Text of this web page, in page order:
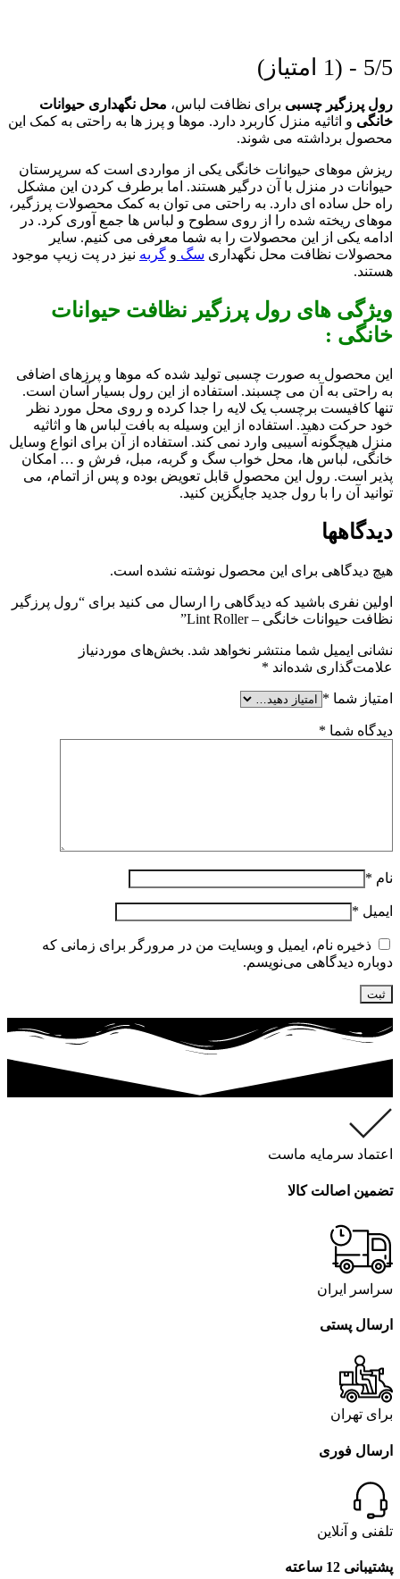
5/5 - (1 امتیاز)
رول پرزگیر چسبی برای نظافت لباس، محل نگهداری حیوانات
خانگی و اثاثیه منزل کاربرد دارد. موها و پرز ها به راحتی به کمک این
محصول برداشته می شوند.
ریزش موهای حیوانات خانگی یکی از مواردی است که سرپرستان
حیوانات در منزل با آن درگیر هستند. اما برطرف کردن این مشکل
راه حل ساده ای دارد. به راحتی می توان به کمک محصولات پرزگیر،
موهای ریخته شده را از روی سطوح و لباس ها جمع آوری کرد. در
ادامه یکی از این محصولات را به شما معرفی می کنیم. سایر
محصولات نظافت محل نگهداری سگ و گربه نیز در پت زیپ موجود
هستند.
ویژگی های رول پرزگیر نظافت حیوانات
خانگی :
این محصول به صورت چسبی تولید شده که موها و پرزهای اضافی
به راحتی به آن می چسبند. استفاده از این رول بسیار آسان است.
تنها کافیست برچسب یک لایه را جدا کرده و روی محل مورد نظر
خود حرکت دهید. استفاده از این وسیله به بافت لباس ها و اثاثیه
منزل هیچگونه آسیبی وارد نمی کند. استفاده از آن برای انواع وسایل
خانگی، لباس ها، محل خواب سگ و گربه، مبل، فرش و … امکان
پذیر است. رول این محصول قابل تعویض بوده و پس از اتمام، می
توانید آن را با رول جدید جایگزین کنید.
دیدگاهها
هیچ دیدگاهی برای این محصول نوشته نشده است.
اولین نفری باشید که دیدگاهی را ارسال می کنید برای “رول پرزگیر
نظافت حیوانات خانگی – Lint Roller”
نشانی ایمیل شما منتشر نخواهد شد. بخش‌های موردنیاز
علامت‌گذاری شده‌اند *
امتیاز شما *
دیدگاه شما *
نام *
ایمیل *
ذخیره نام، ایمیل و وبسایت من در مرورگر برای زمانی که
دوباره دیدگاهی می‌نویسم.
اعتماد سرمایه ماست
تضمین اصالت کالا
سراسر ایران
ارسال پستی
برای تهران
ارسال فوری
تلفنی و آنلاین
پشتیبانی 12 ساعته